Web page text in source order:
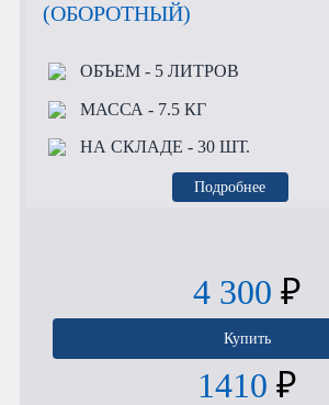
(ОБОРОТНЫЙ)
ОБЪЕМ- 5 ЛИТРОВ
МАССА - 7.5 КГ
НА СКЛАДЕ - 30 ШТ.
Подробнее
4 300 ₽
Купить
1410 ₽